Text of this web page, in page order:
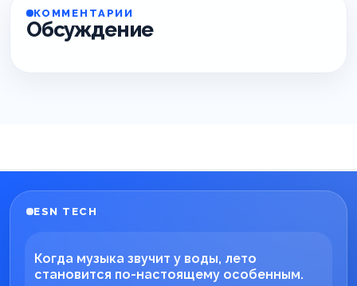
КОММЕНТАРИИ
Обсуждение
ESN TECH
Когда музыка звучит у воды, лето
становится по-настоящему особенным.